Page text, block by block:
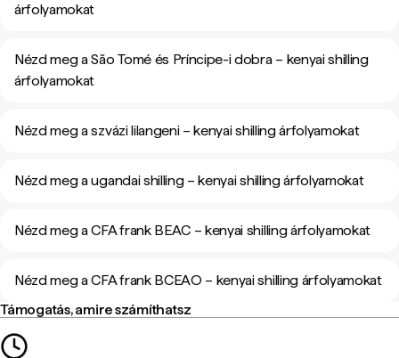
árfolyamokat
Nézd meg a São Tomé és Príncipe-i dobra – kenyai shilling
árfolyamokat
Nézd meg a szvázi lilangeni – kenyai shilling árfolyamokat
Nézd meg a ugandai shilling – kenyai shilling árfolyamokat
Nézd meg a CFA frank BEAC – kenyai shilling árfolyamokat
Nézd meg a CFA frank BCEAO – kenyai shilling árfolyamokat
Támogatás, amire számíthatsz